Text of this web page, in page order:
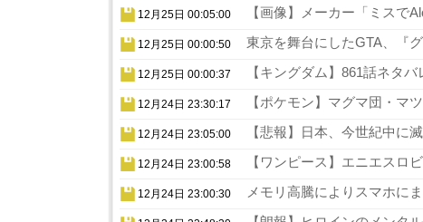
12月25日 00:05:00 【画像】メーカー「ミスで
12月25日 00:00:50 東京を舞台にしたGTA、『
12月25日 00:00:37 【キングダム】861話ネタ
12月24日 23:30:17 【ポケモン】マグマ団・マ
12月24日 23:05:00 【悲報】日本、今世紀中に
12月24日 23:00:58 【ワンピース】エニエス
12月24日 23:00:30 メモリ高騰によりスマホに